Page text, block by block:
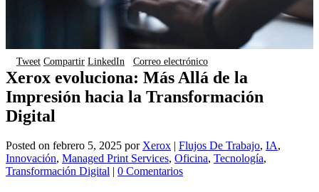
Tweet Compartir LinkedIn Correo electrónico
Xerox evoluciona: Más Allá de la
Impresión hacia la Transformación
Digital
Posted on febrero 5, 2025 porXerox Flujos De Trabajo, IA,
Innovación, Managed Print Services, Oficina, Tecnología,
Transformación Digital
0 Comentarios